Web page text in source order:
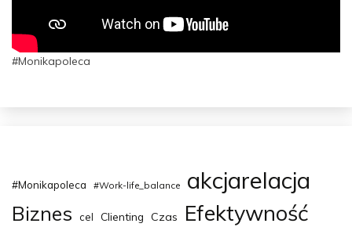
#Monikapoleca
#Monikapoleca #Work-life_balance akcjarelacja
Biznes cel Clienting Czas Efektywność